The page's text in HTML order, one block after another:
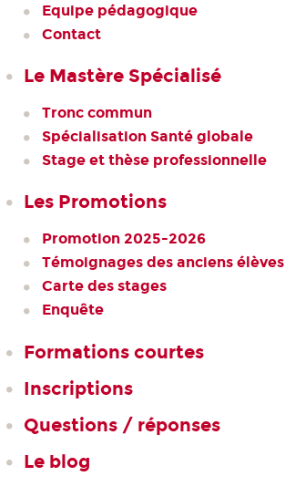
Equipe pédagogique
Contact
Le Mastère Spécialisé
Tronc commun
Spécialisation Santé globale
Stage et thèse professionnelle
Les Promotions
Promotion 2025-2026
Témoignages des anciens élèves
Carte des stages
Enquête
Formations courtes
Inscriptions
Questions / réponses
Le blog